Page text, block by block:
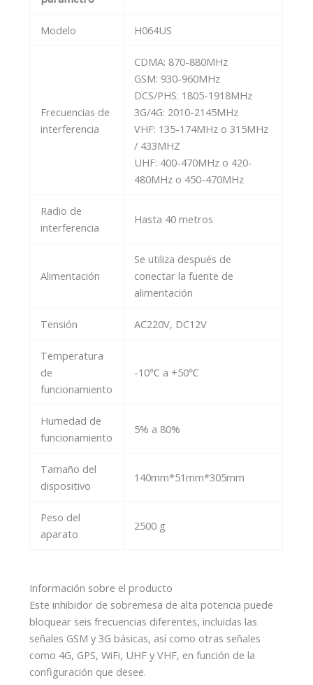
Modelo H064US
Frecuencias de
interferencia
CDMA: 870-880MHz
GSM: 930-960MHz
DCS/PHS: 1805-1918MHz
3G/4G: 2010-2145MHz
VHF: 135-174MHz o 315MHz
/ 433MHZ
UHF: 400-470MHz o 420-
480MHz o 450-470MHz
Radio de
interferencia
Hasta 40 metros
Alimentación
Se utiliza después de
conectar la fuente de
alimentación
Tensión AC220V, DC12V
Temperatura
de
funcionamiento
-10℃ a +50℃
Humedad de
funcionamiento
5% a 80%
Tamaño del
dispositivo
140mm*51mm*305mm
Peso del
aparato
2500 g
Información sobre el producto
Este inhibidor de sobremesa de alta potencia puede
bloquear seis frecuencias diferentes, incluidas las
señales GSM y 3G básicas, así como otras señales
como 4G, GPS, WiFi, UHF y VHF, en función de la
configuración que desee.